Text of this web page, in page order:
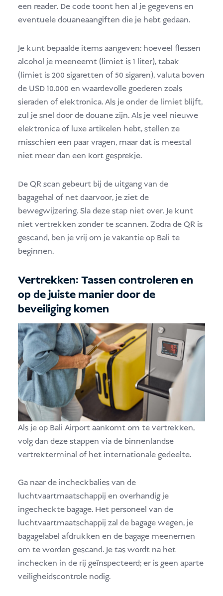
een reader. De code toont hen al je gegevens en
eventuele douaneaangiften die je hebt gedaan.
Je kunt bepaalde items aangeven: hoeveel flessen
alcohol je meeneemt (limiet is 1 liter), tabak
(limiet is 200 sigaretten of 50 sigaren), valuta boven
de USD 10.000 en waardevolle goederen zoals
sieraden of elektronica. Als je onder de limiet blijft,
zul je snel door de douane zijn. Als je veel nieuwe
elektronica of luxe artikelen hebt, stellen ze
misschien een paar vragen, maar dat is meestal
niet meer dan een kort gesprekje.
De QR scan gebeurt bij de uitgang van de
bagagehal of net daarvoor, je ziet de
bewegwijzering. Sla deze stap niet over. Je kunt
niet vertrekken zonder te scannen. Zodra de QR is
gescand, ben je vrij om je vakantie op Bali te
beginnen.
Vertrekken: Tassen controleren en
op de juiste manier door de
beveiliging komen
Als je op Bali Airport aankomt om te vertrekken,
volg dan deze stappen via de binnenlandse
vertrekterminal of het internationale gedeelte.
Ga naar de incheckbalies van de
luchtvaartmaatschappij en overhandig je
ingecheckte bagage. Het personeel van de
luchtvaartmaatschappij zal de bagage wegen, je
bagagelabel afdrukken en de bagage meenemen
om te worden gescand. Je tas wordt na het
inchecken in de rij geïnspecteerd; er is geen aparte
veiligheidscontrole nodig.